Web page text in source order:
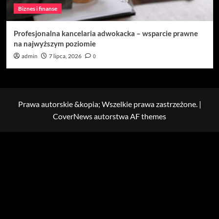
Biznes i finanse
Profesjonalna kancelaria adwokacka – wsparcie prawne
na najwyższym poziomie
admin 7 lipca, 2026 0
Prawa autorskie &kopia; Wszelkie prawa zastrzeżone. |
CoverNewsautorstwa AF themes